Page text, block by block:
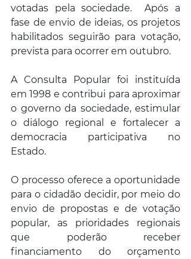
votadas pela sociedade.  Após a
fase de envio de ideias, os projetos
habilitados seguirão para votação,
prevista para ocorrer em outubro.
A Consulta Popular foi instituída
em 1998 e contribui para aproximar
o governo da sociedade, estimular
o diálogo regional e fortalecer a
democracia participativa no
Estado.
O processo oferece a oportunidade
para o cidadão decidir, por meio do
envio de propostas e de votação
popular, as prioridades regionais
que poderão receber
financiamento do orçamento